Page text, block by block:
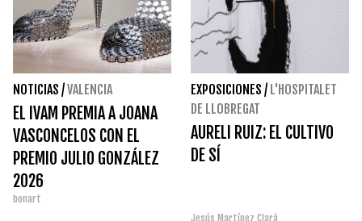
NOTICIAS /VALENCIA
EL IVAM PREMIA A JOANA
VASCONCELOS CON EL
PREMIO JULIO GONZÁLEZ
2026
bonart
EXPOSICIONES / L'HOSPITALET
DE LLOBREGAT
AURELI RUIZ: EL CULTIVO
DE SÍ
Jesús Martínez Clarà